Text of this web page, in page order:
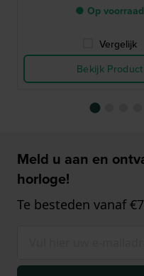
● Op voorraad
Vergelijk
Bekijk Product
Meld u aan en
horloge!
Te besteden vanaf